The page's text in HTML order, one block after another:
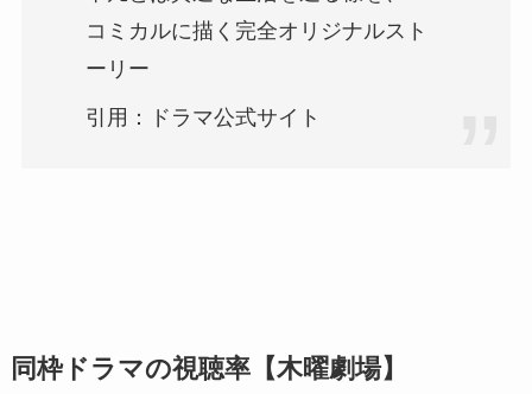
コミカルに描く完全オリジナルスト
ーリー
引用：ドラマ公式サイト
同枠ドラマの視聴率【木曜劇場】